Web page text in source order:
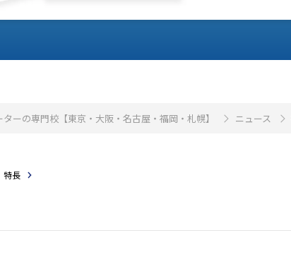
ーの専門校【東京・大阪・名古屋・福岡・札幌】 ニュース
特長